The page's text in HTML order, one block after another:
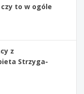
czy to w ogóle
z
Strzyga-